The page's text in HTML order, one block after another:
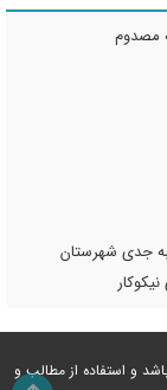
مصدوم
جدی شهرستان
و استفاده از مطالب و